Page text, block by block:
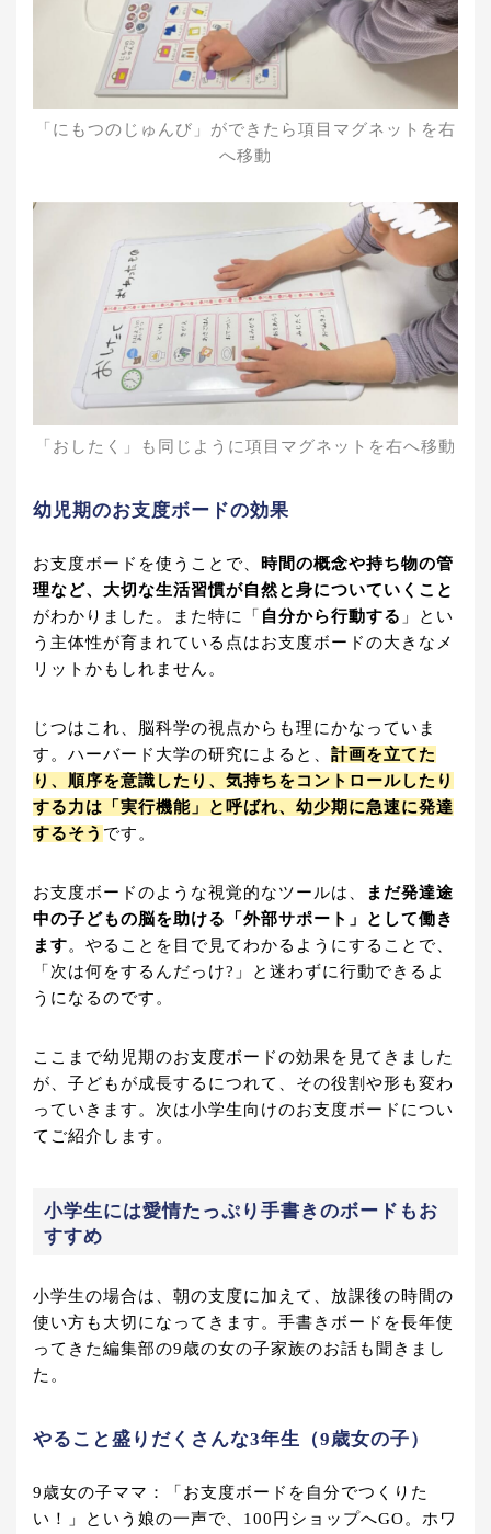
「にもつのじゅんび」ができたら項目マグネットを右
へ移動
「おしたく」も同じように項目マグネットを右へ移動
幼児期のお支度ボードの効果
お支度ボードを使うことで、 時間の概念や持ち物の管
理など、大切な生活習慣が自然と身についていくこと
がわかりました。また特に「 自分から行動する 」とい
う主体性が育まれている点はお支度ボードの大きなメ
リットかもしれません。
じつはこれ、脳科学の視点からも理にかなっていま
す。ハーバード大学の研究によると、 計画を立てた
り、順序を意識したり、気持ちをコントロールしたり
する力は「実行機能」と呼ばれ、幼少期に急速に発達
するそう です。
お支度ボードのような視覚的なツールは、
まだ発達途
中の子どもの脳を助ける「外部サポート」として働き
ます。やることを目で見てわかるようにすることで、
「次は何をするんだっけ?」と迷わずに行動できるよ
うになるのです。
ここまで幼児期のお支度ボードの効果を見てきました
が、子どもが成長するにつれて、その役割や形も変わ
っていきます。次は小学生向けのお支度ボードについ
てご紹介します。
小学生には愛情たっぷり手書きのボードもお
すすめ
小学生の場合は、朝の支度に加えて、放課後の時間の
使い方も大切になってきます。手書きボードを長年使
ってきた編集部の9歳の女の子家族のお話も聞きまし
た。
やること盛りだくさんな3年生（9歳女の子）
9歳女の子ママ：「お支度ボードを自分でつくりた
い！」という娘の一声で、100円ショップへGO。ホワ